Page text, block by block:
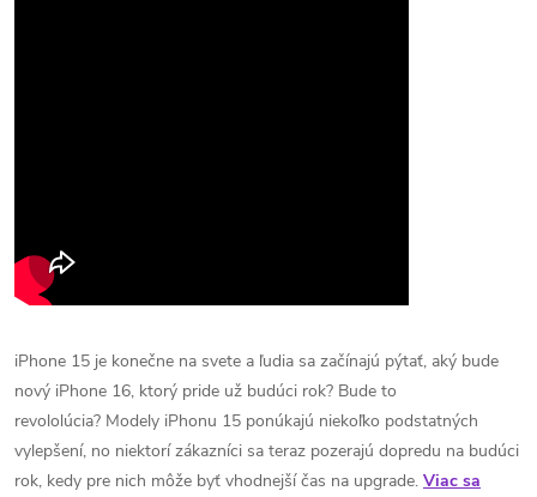
iPhone 15 je konečne na svete a ľudia sa začínajú pýtať, aký bude
nový iPhone 16, ktorý pride už budúci rok? Bude to
revololúcia? Modely ‌iPhonu 15 ponúkajú niekoľko podstatných
vylepšení, no niektorí zákazníci sa teraz pozerajú dopredu na budúci
rok, kedy pre nich môže byť vhodnejší čas na upgrade. Viac sa